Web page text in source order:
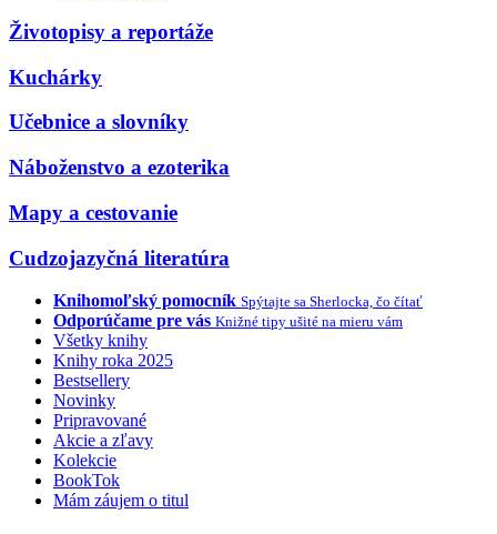
Životopisy a reportáže
Kuchárky
Učebnice a slovníky
Náboženstvo a ezoterika
Mapy a cestovanie
Cudzojazyčná literatúra
Knihomoľský pomocník Spýtajte sa Sherlocka, čo čítať
Odporúčame pre vás Knižné tipy ušité na mieru vám
Všetky knihy
Knihy roka 2025
Bestsellery
Novinky
Pripravované
Akcie a zľavy
Kolekcie
BookTok
Mám záujem o titul